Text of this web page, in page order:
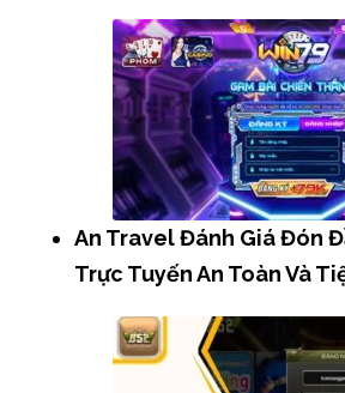
An Travel Đánh Giá Đón
Trực Tuyến An Toàn Và